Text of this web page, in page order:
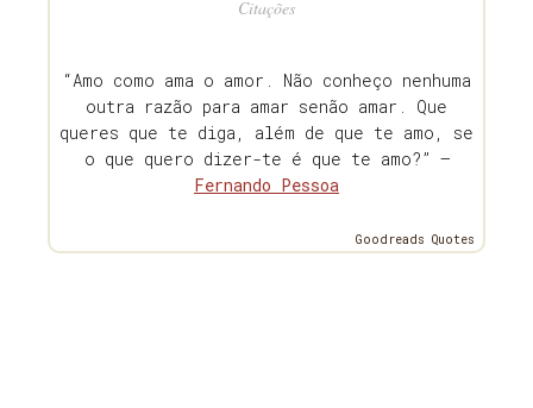
Citações
“Amo como ama o amor. Não conheço nenhuma
outra razão para amar senão amar. Que
queres que te diga, além de que te amo, se
o que quero dizer-te é que te amo?” —
Fernando Pessoa
Goodreads Quotes